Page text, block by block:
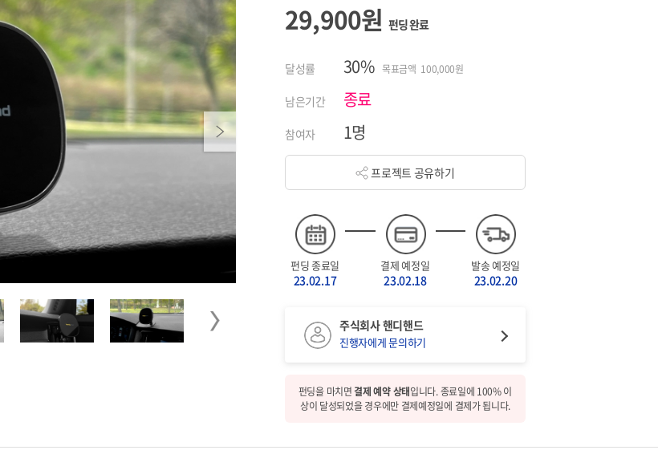
Next
Next
29,900원 펀딩 완료
달성률 30% 목표금액 100,000원
남은기간 종료
참여자 1명
프로젝트 공유하기
펀딩 종료일
23.02.17
결제 예정일
23.02.18
발송 예정일
23.02.20
주식회사 핸디핸드
진행자에게 문의하기
펀딩을 마치면결제 예약 상태입니다. 종료일에 100% 이
상이 달성되었을 경우에만 결제예정일에 결제가 됩니다.